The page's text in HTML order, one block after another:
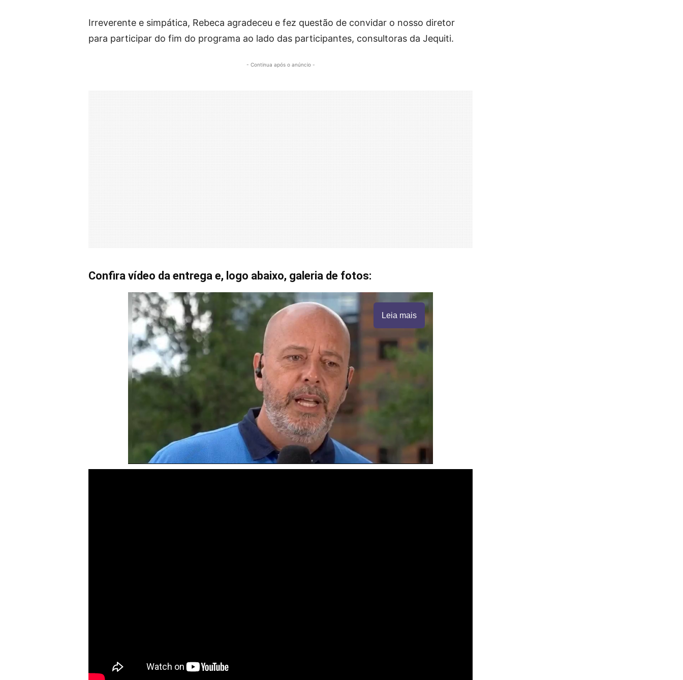
Irreverente e simpática, Rebeca agradeceu e fez questão de convidar o nosso diretor
para participar do fim do programa ao lado das participantes, consultoras da Jequiti.
- Continua após o anúncio -
Confira vídeo da entrega e, logo abaixo, galeria de fotos:
Leia mais